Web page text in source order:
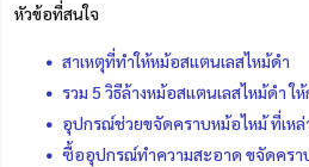
หัวข้อที่สนใจ
สาเหตุที่ทำให้หม้อสแตนเลสไหม้ดำ
รวม 5 วิธีล้างหม้อสแตนเลสไหม้ดำ ใ
อุปกรณ์ช่วยขจัดคราบหม้อไหม้ ที่เห
ซื้ออุปกรณ์ทำความสะอาด ขจัดครา